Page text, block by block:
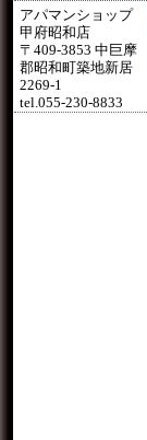
アパマンショップ
甲府昭和店
〒409-3853 中巨摩
郡昭和町築地新居
2269-1
tel.055-230-8833